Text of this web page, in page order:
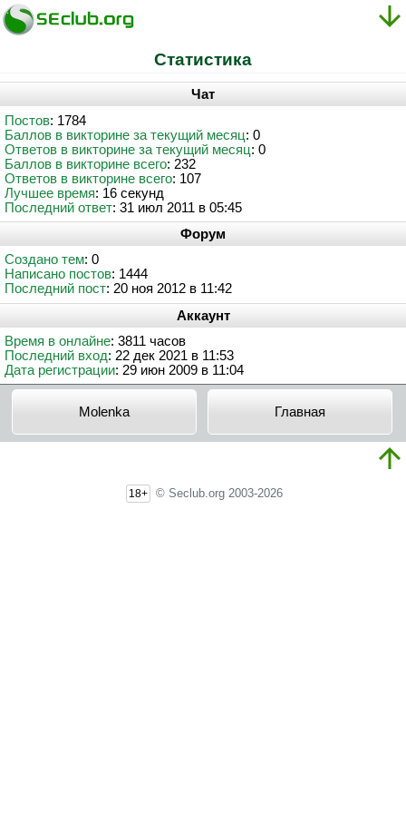
Статистика
Чат
Постов: 1784
Баллов в викторине за текущий месяц: 0
Ответов в викторине за текущий месяц: 0
Баллов в викторине всего: 232
Ответов в викторине всего: 107
Лучшее время: 16 секунд
Последний ответ: 31 июл 2011 в 05:45
Форум
Создано тем: 0
Написано постов: 1444
Последний пост: 20 ноя 2012 в 11:42
Аккаунт
Время в онлайне: 3811 часов
Последний вход: 22 дек 2021 в 11:53
Дата регистрации: 29 июн 2009 в 11:04
Molenka Главная
18+ © Seclub.org 2003-2026